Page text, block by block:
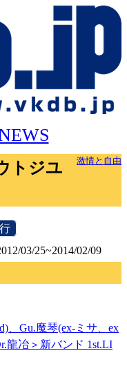
激情と自由
トジユ
03/25~2014/02/09
、Gu.魔琴(ex-ミサ、ex
龍冶＞新バンド 1st.LI